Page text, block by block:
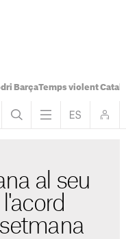
BarçaTemps violent
al seu